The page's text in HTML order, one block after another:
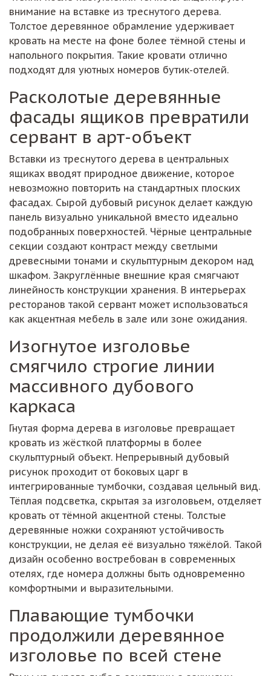
внимание на вставке из треснутого дерева.
Толстое деревянное обрамление удерживает
кровать на месте на фоне более тёмной стены и
напольного покрытия. Такие кровати отлично
подходят для уютных номеров бутик-отелей.
Расколотые деревянные
фасады ящиков превратили
сервант в арт-объект
ящиках вводят природное движение, которое
невозможно повторить на стандартных плоских
фасадах. Сырой дубовый рисунок делает каждую
панель визуально уникальной вместо идеально
подобранных поверхностей. Чёрные центральные
секции создают контраст между светлыми
древесными тонами и скульптурным декором над
шкафом. Закруглённые внешние края смягчают
линейность конструкции хранения. В интерьерах
ресторанов такой сервант может использоваться
как акцентная мебель в зале или зоне ожидания.
Изогнутое изголовье
смягчило строгие линии
массивного дубового
каркаса
кровать из жёсткой платформы в более
скульптурный объект. Непрерывный дубовый
рисунок проходит от боковых царг в
интегрированные тумбочки, создавая цельный вид.
Тёплая подсветка, скрытая за изголовьем, отделяет
кровать от тёмной акцентной стены. Толстые
деревянные ножки сохраняют устойчивость
конструкции, не делая её визуально тяжёлой. Такой
дизайн особенно востребован в современных
отелях, где номера должны быть одновременно
комфортными и выразительными.
Плавающие тумбочки
продолжили деревянное
изголовье по всей стене
Рамы из сырого дуба в сочетании с секциями